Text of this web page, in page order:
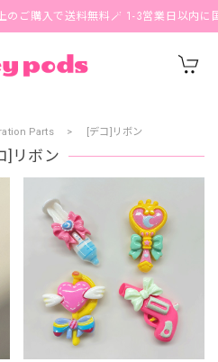
ご購入で送料無料🪄 1-3営業日以内に国
Parts [デコ]リボン
]リボン